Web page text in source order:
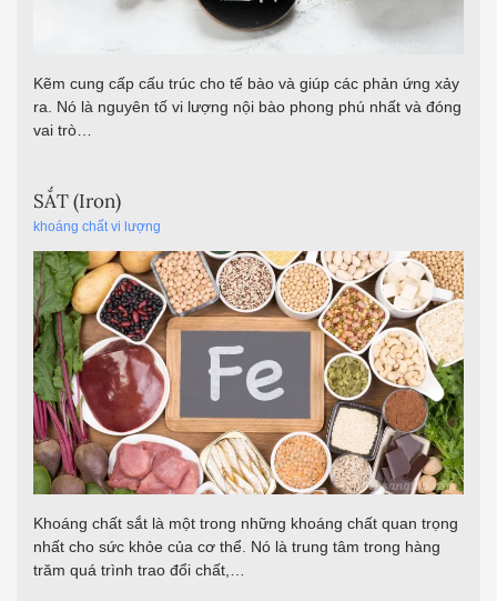
Kẽm cung cấp cấu trúc cho tế bào và giúp các phản ứng xảy
ra. Nó là nguyên tố vi lượng nội bào phong phú nhất và đóng
vai trò…
SẮT (Iron)
khoáng chất vi lượng
Khoáng chất sắt là một trong những khoáng chất quan trọng
nhất cho sức khỏe của cơ thể. Nó là trung tâm trong hàng
trăm quá trình trao đổi chất,…